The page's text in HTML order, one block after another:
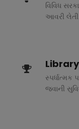
વિવિધ
આવરી લેતી
Library
સ્પર્ધાત્મક
જવાની